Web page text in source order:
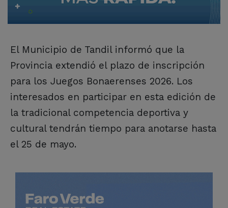
El Municipio de Tandil informó que la
Provincia extendió el plazo de inscripción
para los Juegos Bonaerenses 2026. Los
interesados en participar en esta edición de
la tradicional competencia deportiva y
cultural tendrán tiempo para anotarse hasta
el 25 de mayo.